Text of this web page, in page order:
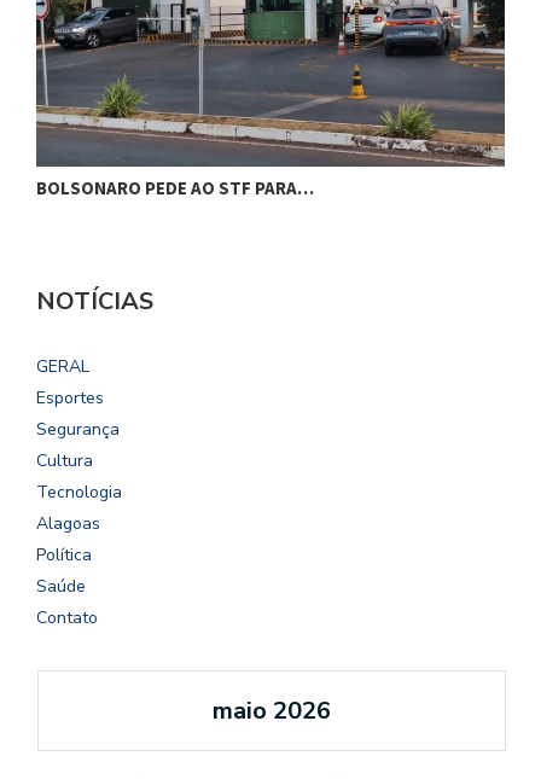
BOLSONARO PEDE AO STF PARA…
NOTÍCIAS
GERAL
Esportes
Segurança
Cultura
Tecnologia
Alagoas
Política
Saúde
Contato
maio 2026